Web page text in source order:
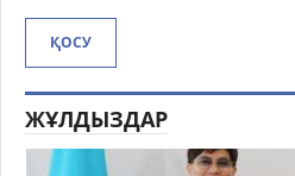
ҚОСУ
ЖҰЛДЫЗДАР